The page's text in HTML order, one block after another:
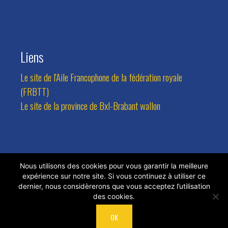
Liens
Le site de l'Aile Francophone de la fédération royale
(FRBTT)
Le site de la province de Bxl-Brabant wallon
Contact
Adresse:Avenue des Combattants 94, 1470 Bousval
Nous utilisons des cookies pour vous garantir la meilleure
expérience sur notre site. Si vous continuez à utiliser ce
dernier, nous considèrerons que vous acceptez l’utilisation
des cookies.
OK